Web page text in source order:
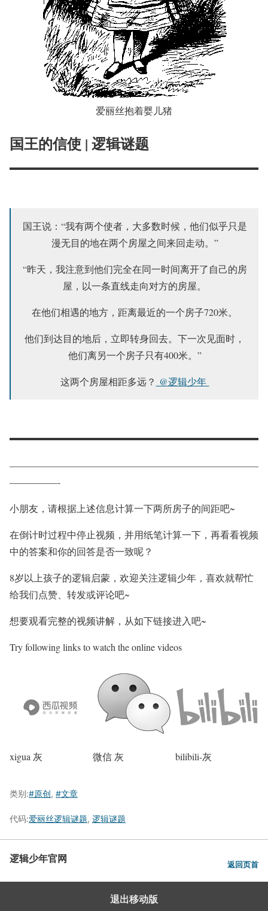
爱丽丝抱着婴儿猪
国王的信使 | 逻辑谜题
国王说：“我有两个使者，大多数时候，他们似乎只是
漫无目的地在两个房屋之间来回走动。”
“昨天，我注意到他们完全在同一时间离开了自己的房
屋，以一条直线走向对方的房屋。
在他们相遇的地方，距离最近的一个房子720米。
他们到达目的地后，立即转身回去。下一次见面时，
他们离另一个房子只有400米。”
这两个房屋相距多远？ @逻辑少年
——————————————————————————
—————-
小朋友，请根据上述信息计算一下两所房子的间距吧~
在倒计时过程中停止视频，并用纸笔计算一下，再看看视频
中的答案和你的回答是否一致呢？
8岁以上孩子的逻辑启蒙，欢迎关注逻辑少年，喜欢就帮忙
给我们点赞、转发或评论吧~
想要观看完整的视频讲解，从如下链接进入吧~
Try following links to watch the online videos
xigua 灰 微信 灰 bilibili-灰
类别:#原创, #文章
代码:爱丽丝逻辑谜题, 逻辑谜题
逻辑少年官网 返回页首
退出移动版